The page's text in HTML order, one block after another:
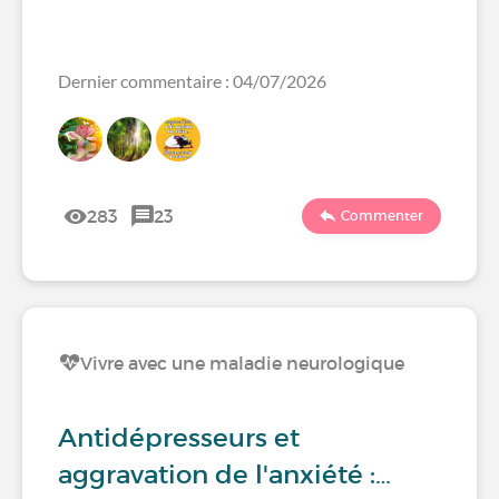
Dernier commentaire : 04/07/2026
283 23 Commenter
Vivre avec une maladie neurologique
Antidépresseurs et
aggravation de l'anxiété :…